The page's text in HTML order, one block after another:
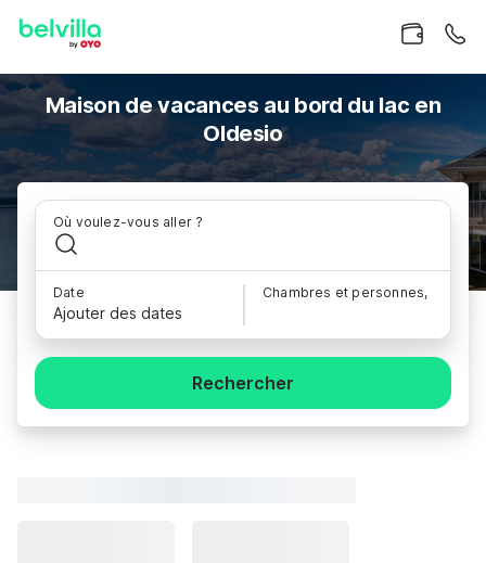
Maison de vacances au bord du lac en
Oldesio
Où voulez-vous aller ?
Date
Ajouter des dates
Chambres et personnes,
Rechercher